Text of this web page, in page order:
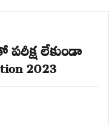
పరీక్ష లేకుండా
2023